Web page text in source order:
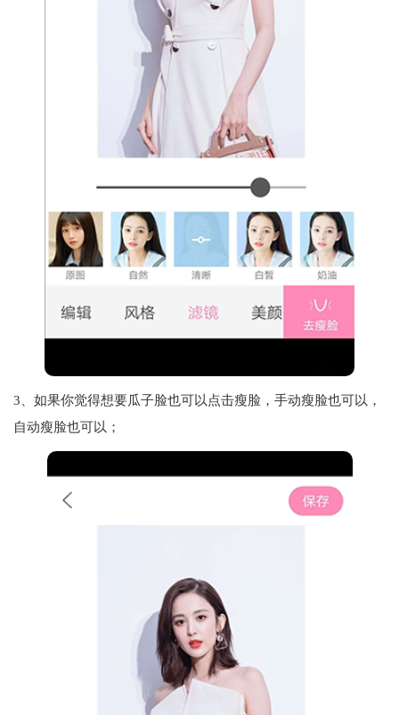
3、如果你觉得想要瓜子脸也可以点击瘦脸，手动瘦脸也可以，
自动瘦脸也可以；